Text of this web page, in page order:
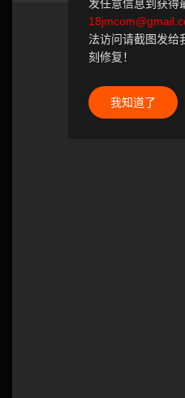
发任意信息到获得
法访问请截图发给
刻修复！
我知道了